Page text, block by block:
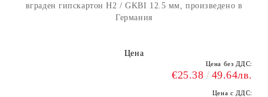
вграден гипскартон H2 / GKBI 12.5 мм, произведено в
Германия
Цена
Цена без ДДС:
€25.38 49.64лв.
Цена с ДДС: